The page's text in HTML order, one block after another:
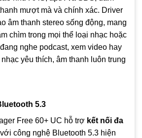
mượt mà và chính xác. Driver
âm thanh stereo sống động, mang
chìm trong mọi thể loại nhạc hoặc
nghe podcast, xem video hay
yêu thích, âm thanh luôn trung
5.3
Free 60+ UC hỗ trợ kết nối đa
với công nghệ Bluetooth 5.3 hiện